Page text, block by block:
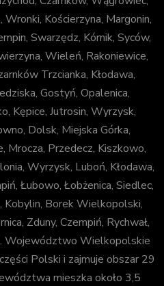
Wronki, Kościerzyna, Margonin,
Swarzędz, Kórnik, Syców,
Wieleń, Rakoniewice,
Trzcianka, Kłodawa,
Gostyń, Opalenica,
Kępice, Jutrosin, Wyrzysk,
Dolsk, Miejska Górka,
Mrocza, Przedecz, Kiszkowo,
Wyrzysk, Luboń, Kłodawa,
Łubowo, Łobżenica, Siedlec,
Kobylin, Borek Wielkopolski,
Zduny, Czempiń, Rychwał,
Województwo Wielkopolskie
Polski i zajmuje obszar 29
mieszka około 3,5